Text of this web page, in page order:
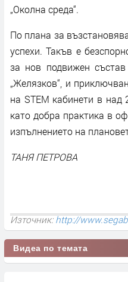
„Околна среда“.
По плана за
успехи. Такъв е
за нов подвижен
„Желязков“, и
на STEM кабинети в над
като добра практика в
изпълнението на
ТАНЯ ПЕТРОВА
Източник:http://
Видеа по темата